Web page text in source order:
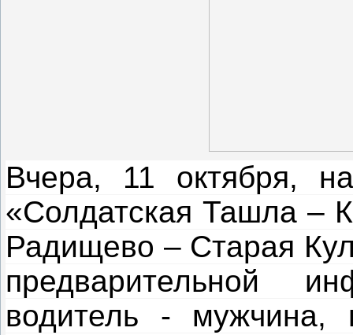
Вчера, 11 октября,
«Солдатская Ташла –
Радищево – Старая
предварительной
водитель - мужчина,